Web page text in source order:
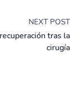
NEXT POST
tras la
cirugía